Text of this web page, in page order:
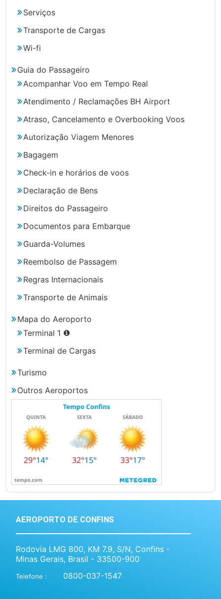
Serviços
Transporte de Cargas
Wi-fi
Guia do Passageiro
Acompanhar Voo em Tempo Real
Atendimento / Reclamações BH Airport
Atraso, Cancelamento e Overbooking Voos
Autorização Viagem Menores
Bagagem
Check-in e horários de voos
Declaração de Bens
Direitos do Passageiro
Documentos para Embarque
Guarda-Volumes
Reembolso de Passagem
Regras Internacionais
Transporte de Animais
Mapa do Aeroporto
Terminal 1 ❶
Terminal de Cargas
Turismo
Outros Aeroportos
AEROPORTO DE CONFINS
Rodovia LMG 800, KM 7.9, S/N, Confins -
Minas Gerais, Brasil - 33500-900
Telefone : 0800-037-1547